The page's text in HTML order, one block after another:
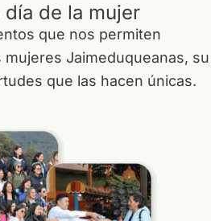
PARA LOS NIÑOS DE LOS INTEGRANTES
BUK
de la mujer
que nos permiten
mujeres Jaimeduqueanas, su
que las hacen únicas.